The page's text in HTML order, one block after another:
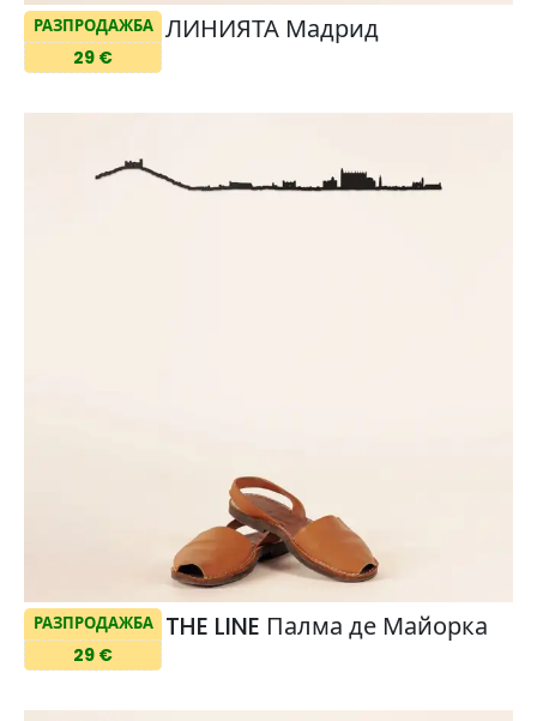
РАЗПРОДАЖБА
29 €
ЛИНИЯТА Мадрид
РАЗПРОДАЖБА
29 €
THE LINE Палма де Майорка